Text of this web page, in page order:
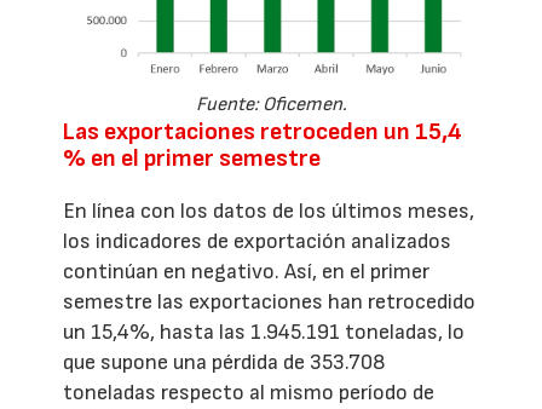
Fuente: Oficemen.
Las exportaciones retroceden un 15,4
% en el primer semestre
En línea con los datos de los últimos meses,
los indicadores de exportación analizados
continúan en negativo. Así, en el primer
semestre las exportaciones han retrocedido
un 15,4%, hasta las 1.945.191 toneladas, lo
que supone una pérdida de 353.708
toneladas respecto al mismo período de